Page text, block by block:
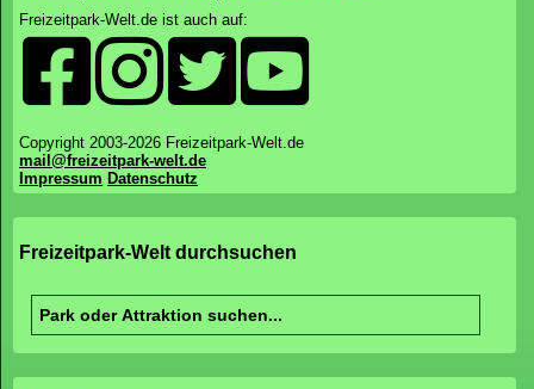
Freizeitpark-Welt.de ist auch auf:
Copyright 2003-2026 Freizeitpark-Welt.de
mail@freizeitpark-welt.de
Impressum Datenschutz
Freizeitpark-Welt durchsuchen